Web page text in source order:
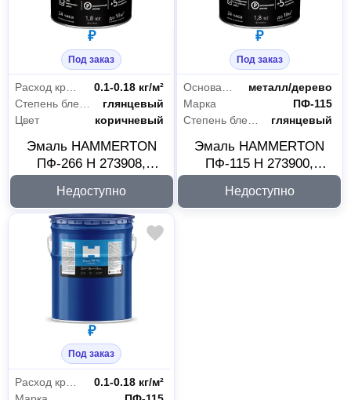
₽
Под заказ
Расход краски
0.1-0.18 кг/м²
глянцевый
Цвет
коричневый
Эмаль HAMMERTON
ПФ-266 H 273908,
кг
Недоступно
₽
Под заказ
Основания
металл/дерево
Марка
ПФ-115
глянцевый
Эмаль HAMMERTON
ПФ-115 H 273900,
Недоступно
₽
Под заказ
0.1-0.18 кг/м²